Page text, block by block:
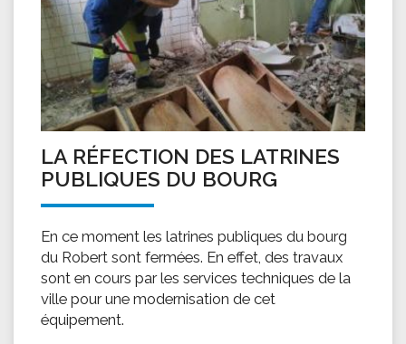
LA RÉFECTION DES LATRINES
PUBLIQUES DU BOURG
En ce moment les latrines publiques du bourg
du Robert sont fermées. En effet, des travaux
sont en cours par les services techniques de la
ville pour une modernisation de cet
équipement.